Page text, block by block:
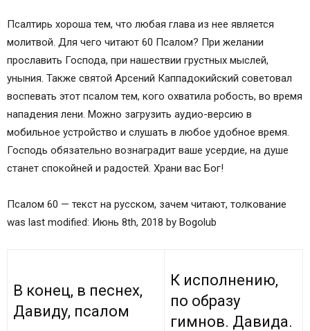
Псалтирь хороша тем, что любая глава из нее является
молитвой. Для чего читают 60 Псалом? При желании
прославить Господа, при нашествии грустных мыслей,
уныния. Также святой Арсений Каппадокийский советовал
воспевать этот псалом тем, кого охватила робость, во время
нападения лени. Можно загрузить аудио-версию в
мобильное устройство и слушать в любое удобное время.
Господь обязательно вознаградит ваше усердие, на душе
станет спокойней и радостей. Храни вас Бог!
Псалом 60 — текст на русском, зачем читают, толкование
was last modified: Июнь 8th, 2018 by Bogolub
В конец, в песнех,
Давиду, псалом
К исполнению,
по образу
гимнов. Давида.